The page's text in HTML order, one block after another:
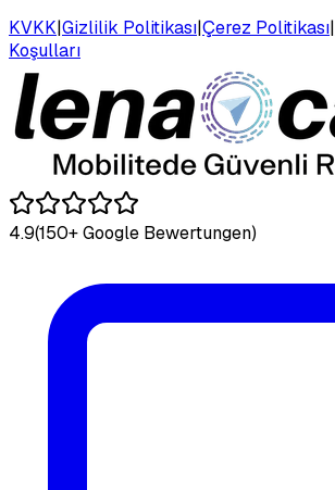
KVKK|Gizlilik Politikası|Çerez Politikası|
Koşulları
4.9(150+ Google Bewertungen)